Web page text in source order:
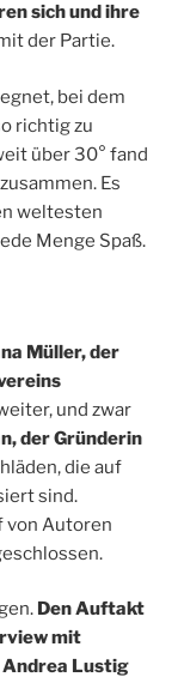
sich und ihre
der Partie.
bei dem
richtig zu
über 30° fand
Es
weltesten
Menge Spaß.
Müller, der
und zwar
der Gründerin
die auf
sind.
von Autoren
Den Auftakt
mit
Lustig